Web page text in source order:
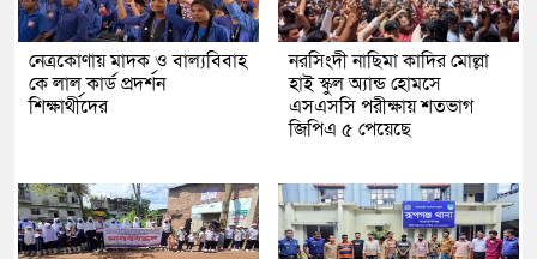
নেত্রকোণায় মাদক ও বাল্যবিবাহ
কে লাল কার্ড প্রদর্শন
শিক্ষার্থীদের
নরসিংদী নাছিমা কাদির মোল্লা
হাই স্কুল অ্যান্ড হোমসে
এসএসসি পরীক্ষায় শতভাগ
জিপিএ ৫ পেয়েছে